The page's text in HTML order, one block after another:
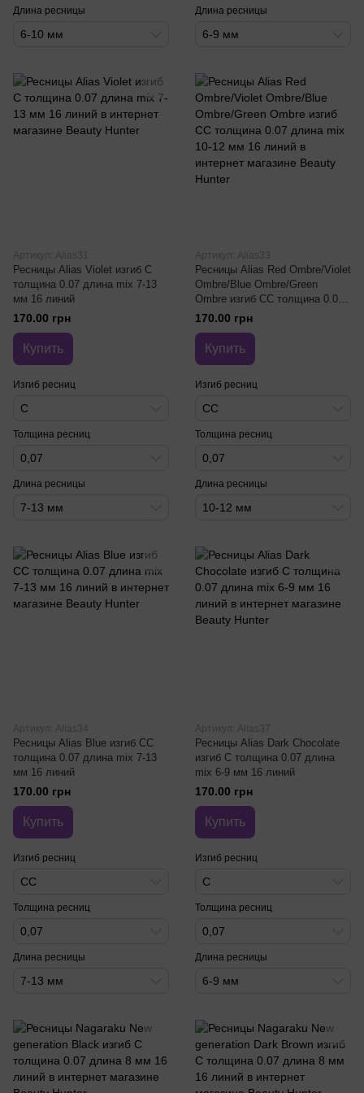
Длина ресницы
6-10 мм
Длина ресницы
6-9 мм
Артикул: Alias31
Ресницы Alias Violet изгиб C
толщина 0.07 длина mix 7-13
мм 16 линий
170.00 грн
Купить
Изгиб ресниц
C
Толщина ресниц
0,07
Длина ресницы
7-13 мм
Артикул: Alias33
Ресницы Alias Red Ombre/Violet
Ombre/Blue Ombre/Green
Ombre изгиб CC толщина 0.07
длина mix 10-12 мм 16 линий
170.00 грн
Купить
Изгиб ресниц
CC
Толщина ресниц
0,07
Длина ресницы
10-12 мм
Артикул: Alias34
Ресницы Alias Blue изгиб CC
толщина 0.07 длина mix 7-13
мм 16 линий
170.00 грн
Купить
Изгиб ресниц
CC
Толщина ресниц
0,07
Длина ресницы
7-13 мм
Артикул: Alias37
Ресницы Alias Dark Chocolate
изгиб C толщина 0.07 длина
mix 6-9 мм 16 линий
170.00 грн
Купить
Изгиб ресниц
C
Толщина ресниц
0,07
Длина ресницы
6-9 мм